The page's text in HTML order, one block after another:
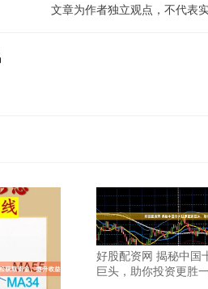
文章为作者独立观点，不代表
好股配资网 揭秘中国
巨头，助你投资更胜